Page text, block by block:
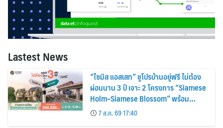
Lastest News
“ไซมิส แอสเสท” ชูโปรบ้านอยู่ฟรี ไม่ต้อง
ผ่อนนาน 3 ปี เจาะ 2 โครงการ “Siamese
Holm–Siamese Blossom” พร้อม
ส่วนลดและสิทธิพิเศษถึง 31 สิงหาคม
2569
7 ส.ค. 69 17:40